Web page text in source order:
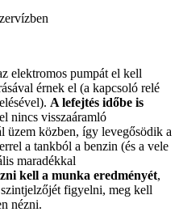
elektromos pumpát el kell
érnek el (a kapcsoló relé
A lefejtés időbe is
nincs visszaáramló
üzem közben, így levegősödik a
a tankból a benzin (és a vele
maradékkal
kell a munka eredményét,
figyelni, meg kell
nézni.